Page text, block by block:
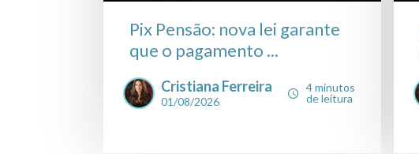
Pix Pensão: nova lei garante
que o pagamento ...
Cristiana Ferreira
01/08/2026
4 minutos
de leitura